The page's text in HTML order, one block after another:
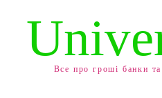
Все про гроші банки